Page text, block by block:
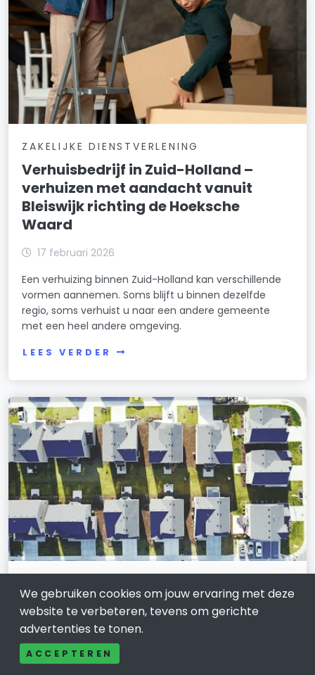
ZAKELIJKE DIENSTVERLENING
Verhuisbedrijf in Zuid-Holland –
verhuizen met aandacht vanuit
Bleiswijk richting de Hoeksche
Waard
17 februari 2026
Een verhuizing binnen Zuid-Holland kan verschillende
vormen aannemen. Soms blijft u binnen dezelfde
regio, soms verhuist u naar een andere gemeente
met een heel andere omgeving.
LEES VERDER
Funda in Hoekschewaard: Een
belangrijk platform voor de
woningmarkt
29 januari 2024
We gebruiken cookies om jouw ervaring met deze
website te verbeteren, tevens om gerichte
advertenties te tonen.
ACCEPTEREN